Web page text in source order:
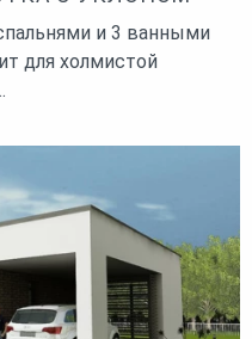
и 3 ванными
для холмистой